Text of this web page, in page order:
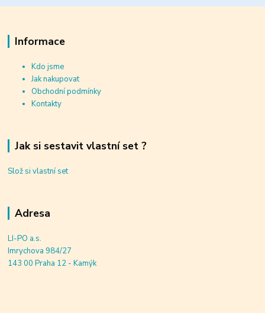
Informace
Kdo jsme
Jak nakupovat
Obchodní podmínky
Kontakty
Jak si sestavit vlastní set ?
Slož si vlastní set
Adresa
LI-PO a.s.
Imrychova 984/27
143 00 Praha 12 - Kamýk